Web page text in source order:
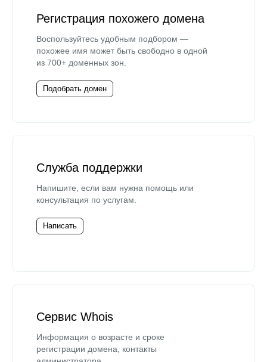
Регистрация похожего домена
Воспользуйтесь удобным подбором —
похожее имя может быть свободно в одной
из 700+ доменных зон.
Подобрать домен
Служба поддержки
Напишите, если вам нужна помощь или
консультация по услугам.
Написать
Сервис Whois
Информация о возрасте и сроке
регистрации домена, контакты